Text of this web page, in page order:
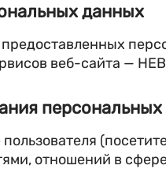
данных
веб-сайта —
отношений в